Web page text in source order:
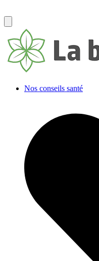
Nos conseils santé